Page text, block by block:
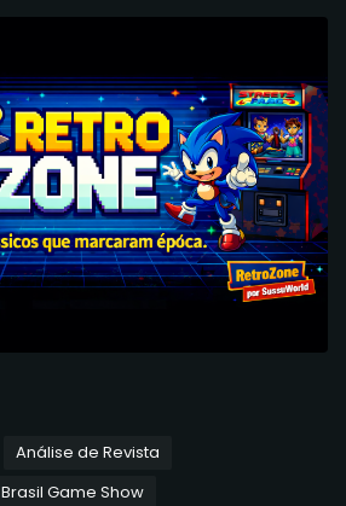
Análise de Revista
Brasil Game Show